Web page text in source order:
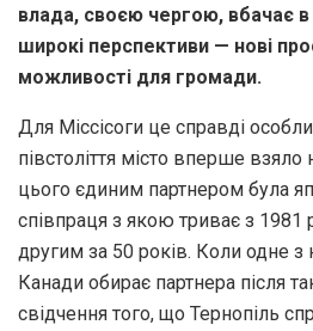
влада, своєю чергою, вбачає
широкі перспективи — нові
можливості для громади.
Для Міссісоги це справді
півстоліття місто вперше
цього єдиним партнером була
співпраця з якою триває з 1981
другим за 50 років. Коли одне з
Канади обирає партнера після
свідчення того, що Тернопіль